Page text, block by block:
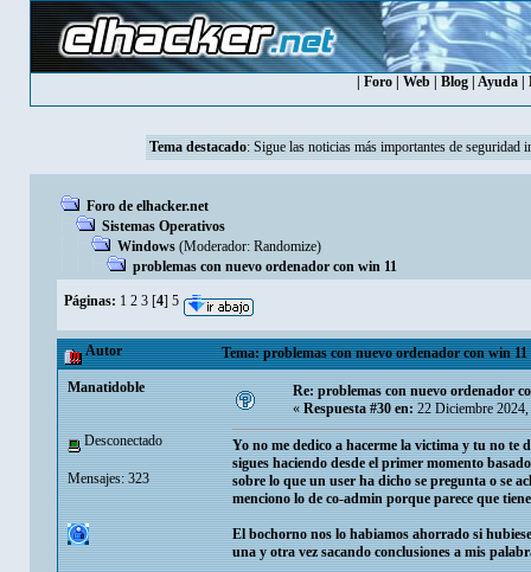
Foro Web Blog Ayuda
Tema destacado: Sigue las noticias más importantes de seguridad
Foro de elhacker.net
Sistemas Operativos
Windows (Moderador: Randomize)
problemas con nuevo ordenador con win 11
Páginas: 1 2 3 [4] 5
Autor Tema: problemas con nuevo ordenador con win
Manatidoble
Desconectado
Mensajes: 323
Re: problemas con nuevo ordenador
«Respuesta #30 en:22 Diciembre 2024,
Yo no me dedico a hacerme la victima y tu no te
sigues haciendo desde el primer momento
sobre lo que un user ha dicho se pregunta o se
menciono lo de co-admin porque parece que
El bochorno nos lo habiamos ahorrado si
una y otra vez sacando conclusiones a mis